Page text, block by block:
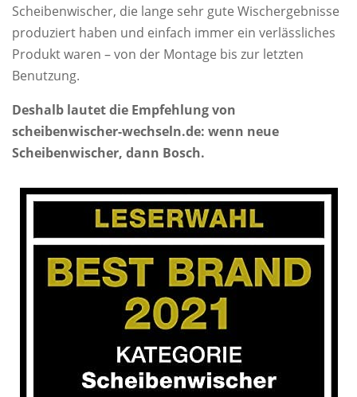
Scheibenwischer, die lange sehr gute Wischergebnisse
produziert haben und einfach immer ein verlässliches
Produkt waren – von der Montage bis zur letzten
Benutzung.
Deshalb lautet die Empfehlung von
scheibenwischer-wechseln.de: wenn neue
Scheibenwischer, dann Bosch.